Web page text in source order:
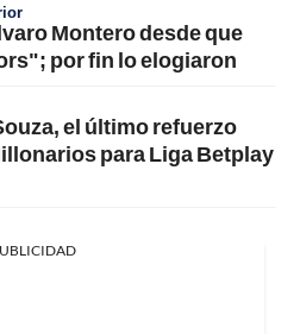
Montero desde que
por fin lo elogiaron
el último refuerzo
para Liga Betplay